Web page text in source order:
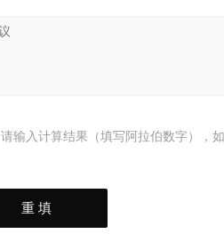
请输入计算结果（填写阿拉伯数字），